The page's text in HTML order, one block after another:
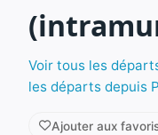
Voir tous les
les départs depuis
Ajouter aux